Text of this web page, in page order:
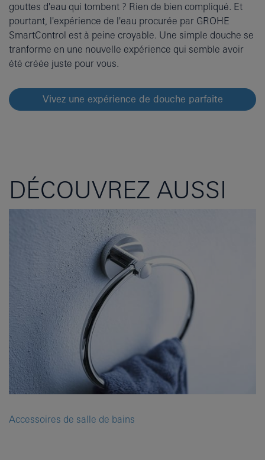
gouttes d'eau qui tombent ? Rien de bien compliqué. Et
pourtant, l'expérience de l'eau procurée par GROHE
SmartControl est à peine croyable. Une simple douche se
tranforme en une nouvelle expérience qui semble avoir
été créée juste pour vous.
Vivez une expérience de douche parfaite
DÉCOUVREZ AUSSI
Accessoires de salle de bains